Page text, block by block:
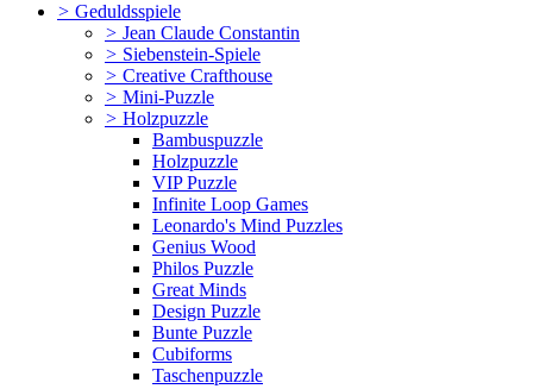
> Geduldsspiele
> Jean Claude Constantin
> Siebenstein-Spiele
> Creative Crafthouse
> Mini-Puzzle
> Holzpuzzle
Bambuspuzzle
Holzpuzzle
VIP Puzzle
Infinite Loop Games
Leonardo's Mind Puzzles
Genius Wood
Philos Puzzle
Great Minds
Design Puzzle
Bunte Puzzle
Cubiforms
Taschenpuzzle